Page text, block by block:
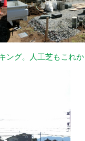
ング。人工芝もこれ